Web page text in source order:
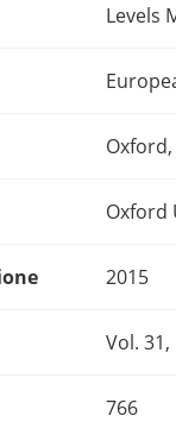
Levels
Oxford,
Oxford
2015
Vol. 31,
766